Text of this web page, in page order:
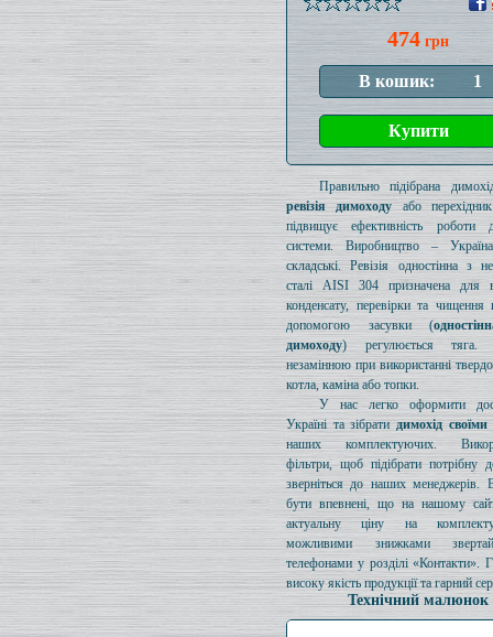
474 грн
Правильно підібрана
ревізія димоходу або
підвищує ефективність роботи
системи. Виробництво –
складські. Ревізія одностінна з
сталі AISI 304 призначена для
конденсату, перевірки та чищення
допомогою засувки (
димоходу) регулюється
незамінною при використанні
котла, каміна або топки.
У нас легко оформити
Україні та зібратидимохід
наших комплектуючих.
фільтри, щоб підібрати потрібну
зверніться до наших менеджерів.
бути впевнені, що на нашому
актуальну ціну на
можливими знижками
телефонами у розділі «Контакти».
високу якість продукції та гарний
Технічний малюнок